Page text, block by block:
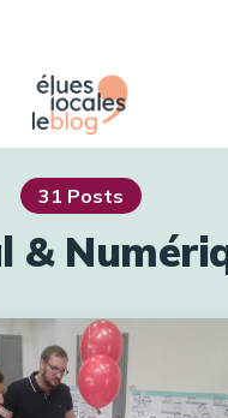
31 Posts
&